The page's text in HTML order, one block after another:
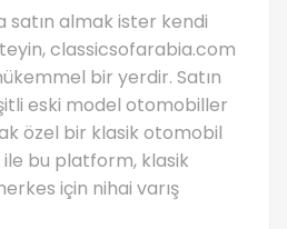
satın almak ister kendi
classicsofarabia.com
bir yerdir. Satın
eski model otomobiller
özel bir klasik otomobil
bu platform, klasik
için nihai varış